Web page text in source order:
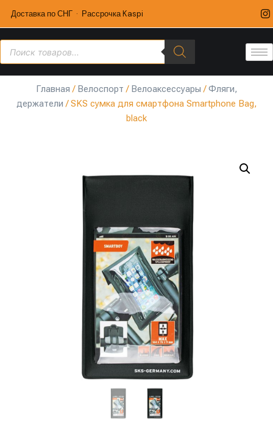
Доставка по СНГ · Рассрочка Kaspi
Главная / Велоспорт / Велоаксессуары /Фляги,
держатели / SKS сумка для смартфона Smartphone Bag,
black